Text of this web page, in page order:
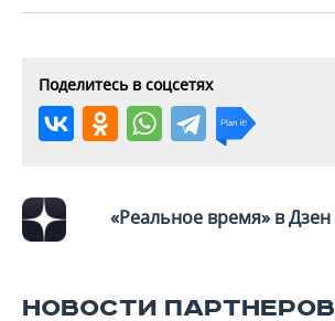
ФИГУРНОЕ КАТАНИЕ
ВОДНЫЕ ВИДЫ СПОРТА
МЕДИЦИНА
ОБРАЗОВАНИЕ
Поделитесь в соцсетях
«Реальное время» в Дзен
НОВОСТИ ПАРТНЕРОВ